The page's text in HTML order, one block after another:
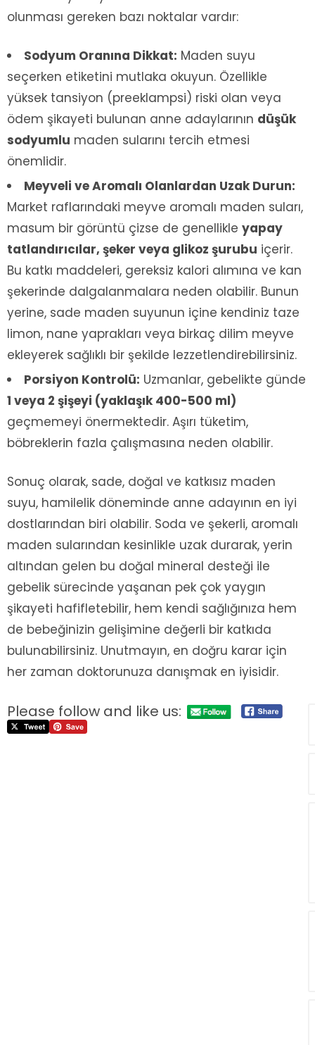
olunması gereken bazı noktalar vardır:
Sodyum Oranına Dikkat: Maden suyu
seçerken etiketini mutlaka okuyun. Özellikle
yüksek tansiyon (preeklampsi) riski olan veya
ödem şikayeti bulunan anne adaylarının düşük
sodyumlu maden sularını tercih etmesi
önemlidir.
Meyveli ve Aromalı Olanlardan Uzak Durun:
Market raflarındaki meyve aromalı maden suları,
masum bir görüntü çizse de genellikle yapay
tatlandırıcılar, şeker veya glikoz şurubu içerir.
Bu katkı maddeleri, gereksiz kalori alımına ve kan
şekerinde dalgalanmalara neden olabilir. Bunun
yerine, sade maden suyunun içine kendiniz taze
limon, nane yaprakları veya birkaç dilim meyve
ekleyerek sağlıklı bir şekilde lezzetlendirebilirsiniz.
Porsiyon Kontrolü: Uzmanlar, gebelikte günde
1 veya 2 şişeyi (yaklaşık 400-500 ml)
geçmemeyi önermektedir. Aşırı tüketim,
böbreklerin fazla çalışmasına neden olabilir.
Sonuç olarak, sade, doğal ve katkısız maden
suyu, hamilelik döneminde anne adayının en iyi
dostlarından biri olabilir. Soda ve şekerli, aromalı
maden sularından kesinlikle uzak durarak, yerin
altından gelen bu doğal mineral desteği ile
gebelik sürecinde yaşanan pek çok yaygın
şikayeti hafifletebilir, hem kendi sağlığınıza hem
de bebeğinizin gelişimine değerli bir katkıda
bulunabilirsiniz. Unutmayın, en doğru karar için
her zaman doktorunuza danışmak en iyisidir.
Please follow and like us: